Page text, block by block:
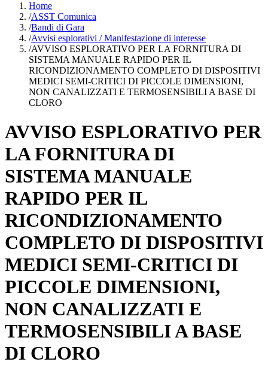
Home
/ASST Comunica
/Bandi di Gara
/Avvisi esplorativi / Manifestazione di interesse
/AVVISO ESPLORATIVO PER LA FORNITURA DI
SISTEMA MANUALE RAPIDO PER IL
RICONDIZIONAMENTO COMPLETO DI DISPOSITIVI
MEDICI SEMI-CRITICI DI PICCOLE DIMENSIONI,
NON CANALIZZATI E TERMOSENSIBILI A BASE DI
CLORO
AVVISO ESPLORATIVO PER
LA FORNITURA DI
SISTEMA MANUALE
RAPIDO PER IL
RICONDIZIONAMENTO
COMPLETO DI DISPOSITIVI
MEDICI SEMI-CRITICI DI
PICCOLE DIMENSIONI,
NON CANALIZZATI E
TERMOSENSIBILI A BASE
DI CLORO